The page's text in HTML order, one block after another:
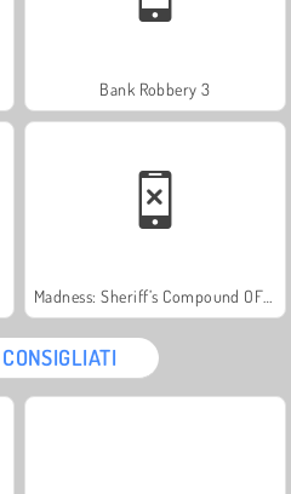
Bank Robbery 3